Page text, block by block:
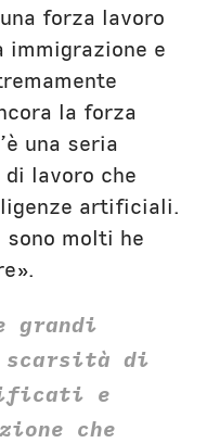
forza lavoro
immigrazione e
la forza
una seria
lavoro che
artificiali.
sono molti he
scarsità di
e
che